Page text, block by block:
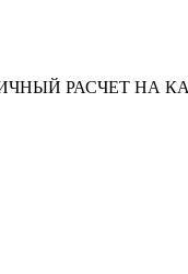
РАСЧЕТ НА КАССЕ